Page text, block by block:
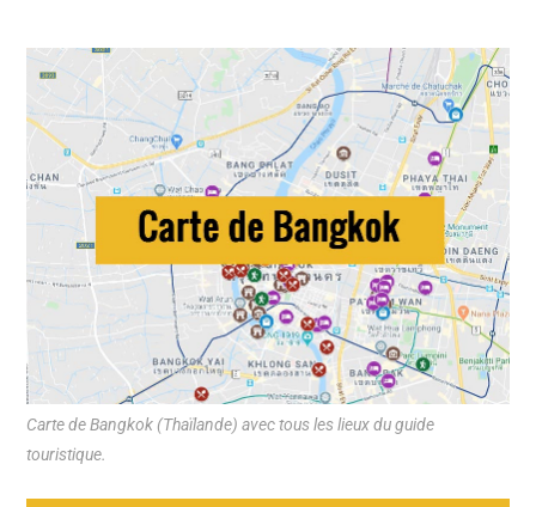
Carte de Bangkok (Thaïlande) avec tous les lieux du guide
touristique.